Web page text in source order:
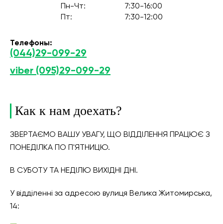
Пн-Чт:
7:30-16:00
Пт:
7:30-12:00
Телефоны:
(044)29-099-29
viber (095)29-099-29
Как к нам доехать?
ЗВЕРТАЄМО ВАШУ УВАГУ, ЩО ВІДДІЛЕННЯ ПРАЦЮЄ З
ПОНЕДІЛКА ПО П'ЯТНИЦЮ.
В СУБОТУ ТА НЕДІЛЮ ВИХІДНІ ДНІ.
У відділенні за адресою вулиця Велика Житомирська,
14: